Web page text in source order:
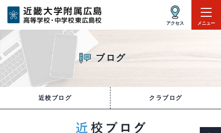
アクセス
ブログ
近校ブログ クラブログ
メニュー